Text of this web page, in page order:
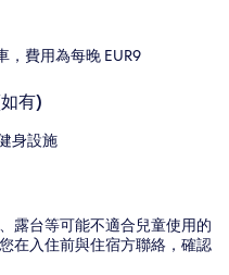
，費用為每晚 EUR9
有)
身設施
露台等可能不適合兒童使用的
在入住前與住宿方聯絡，確認